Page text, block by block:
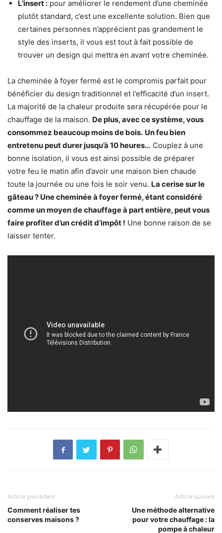
L’insert : pour améliorer le rendement d’une cheminée
plutôt standard, c’est une excellente solution. Bien que
certaines personnes n’apprécient pas grandement le
style des inserts, il vous est tout à fait possible de
trouver un design qui mettra en avant votre cheminée.
La cheminée à foyer fermé est le compromis parfait pour
bénéficier du design traditionnel et l’efficacité d’un insert.
La majorité de la chaleur produite sera récupérée pour le
chauffage de la maison. De plus, avec ce système, vous
consommez beaucoup moins de bois. Un feu bien
entretenu peut durer jusqu’à 10 heures… Couplez à une
bonne isolation, il vous est ainsi possible de préparer
votre feu le matin afin d’avoir une maison bien chaude
toute la journée ou une fois le soir venu. La cerise sur le
gâteau ? Une cheminée à foyer fermé, étant considéré
comme un moyen de chauffage à part entière, peut vous
faire profiter d’un crédit d’impôt ! Une bonne raison de se
laisser tenter.
Article précédent
Comment réaliser tes
conserves maisons ?
Article suivant
Une méthode alternative
pour votre chauffage : la
pompe à chaleur